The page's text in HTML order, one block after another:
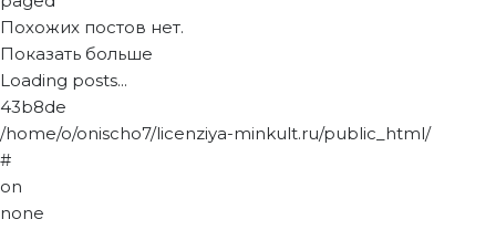
Похожих постов нет.
Показать больше
Loading posts...
43b8de
/home/o/onischo7/licenziya-minkult.ru/public_html/
#
on
none